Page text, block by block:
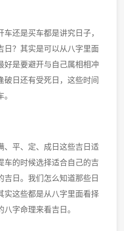
还是买车都是讲究日子，
日？其实是可以从八字里面
好是要避开与自己属相相冲
破日还有受死日，这些时间
平、定、成日这些吉日适
车的时候选择适合自己的吉
吉日。我们怎么知道那些日
实这些都是从八字里面看择
字命理来看吉日。